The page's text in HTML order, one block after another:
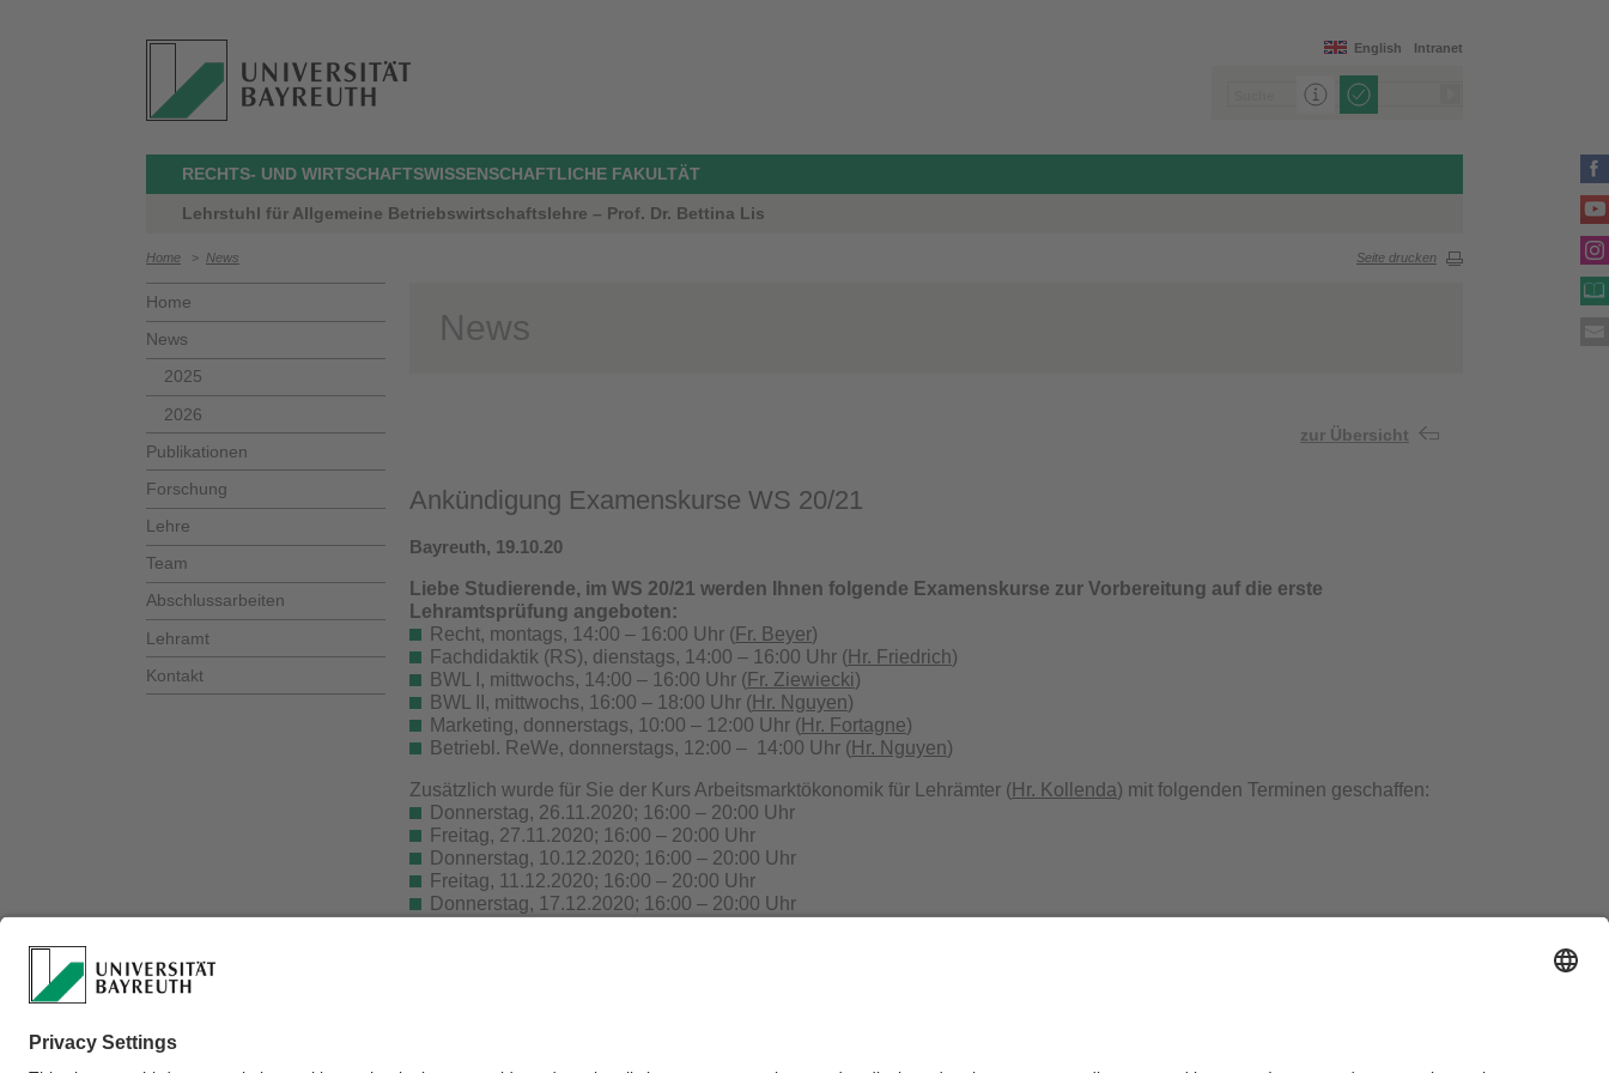
Intranet
English
RECHTS- UND WIRTSCHAFTSWISSENSCHAFTLICHE FAKULTÄT
Lehrstuhl für Allgemeine Betriebswirtschaftslehre – Prof. Dr. Bettina Lis
Home > News Seite drucken
Home
News
2025
2026
Publikationen
Forschung
Lehre
Team
Abschlussarbeiten
Lehramt
Kontakt
News
zur Übersicht
Ankündigung Examenskurse WS 20/21
Bayreuth, 19.10.20
Liebe Studierende, im WS 20/21 werden Ihnen folgende Examenskurse zur Vorbereitung auf die erste
Lehramtsprüfung angeboten:
Recht, montags, 14:00 – 16:00 Uhr (Fr. Beyer)
Fachdidaktik (RS), dienstags, 14:00 – 16:00 Uhr (Hr. Friedrich)
BWL I, mittwochs, 14:00 – 16:00 Uhr (Fr. Ziewiecki)
BWL II, mittwochs, 16:00 – 18:00 Uhr (Hr. Nguyen)
Marketing, donnerstags, 10:00 – 12:00 Uhr (Hr. Fortagne)
Betriebl. ReWe, donnerstags, 12:00 – 14:00 Uhr (Hr. Nguyen)
Zusätzlich wurde für Sie der Kurs Arbeitsmarktökonomik für Lehrämter (Hr. Kollenda) mit folgenden Terminen geschaffen:
Donnerstag, 26.11.2020; 16:00 – 20:00 Uhr
Freitag, 27.11.2020; 16:00 – 20:00 Uhr
Donnerstag, 10.12.2020; 16:00 – 20:00 Uhr
Freitag, 11.12.2020; 16:00 – 20:00 Uhr
Donnerstag, 17.12.2020; 16:00 – 20:00 Uhr